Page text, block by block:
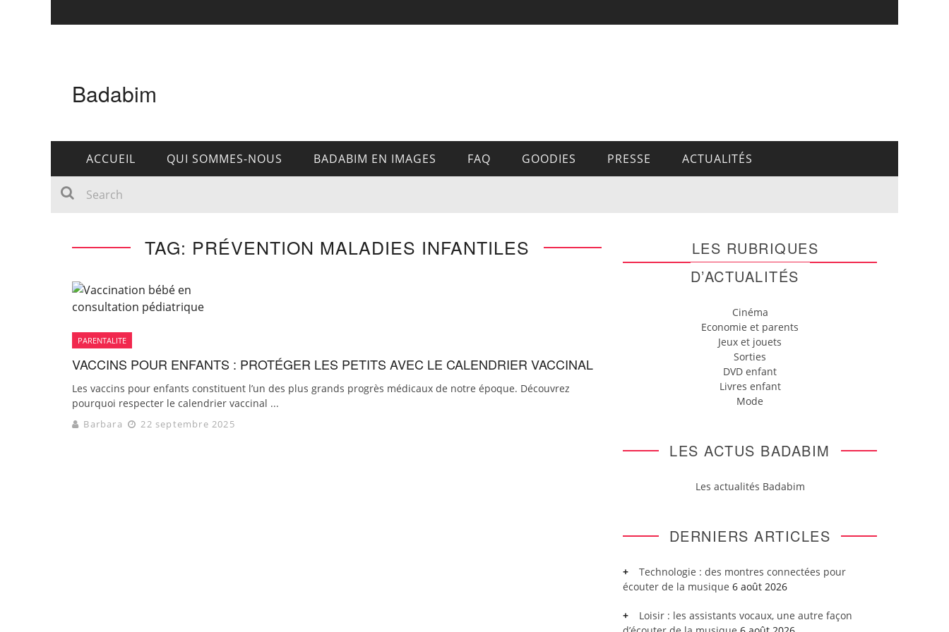
Badabim
ACCUEIL QUI SOMMES-NOUS BADABIM EN IMAGES FAQ GOODIES PRESSE ACTUALITÉS
TAG: PRÉVENTION MALADIES INFANTILES
PARENTALITE
VACCINS POUR ENFANTS : PROTÉGER LES PETITS AVEC LE CALENDRIER VACCINAL
Les vaccins pour enfants constituent l’un des plus grands progrès médicaux de notre époque. Découvrez
pourquoi respecter le calendrier vaccinal ...
Barbara 22 septembre 2025
LES RUBRIQUES
D’ACTUALITÉS
Cinéma
Economie et parents
Jeux et jouets
Sorties
DVD enfant
Livres enfant
Mode
LES ACTUS BADABIM
Les actualités Badabim
DERNIERS ARTICLES
Technologie : des montres connectées pour
écouter de la musique 6 août 2026
Loisir : les assistants vocaux, une autre façon